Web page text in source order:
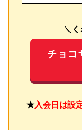
＼
チョコ
★入会日は設